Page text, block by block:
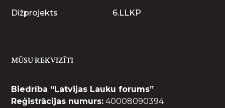
Dižprojekts 6.LLKP
MŪSU REKVIZĪTI
Biedrība “Latvijas Lauku forums”
Reģistrācijas numurs: 40008090394